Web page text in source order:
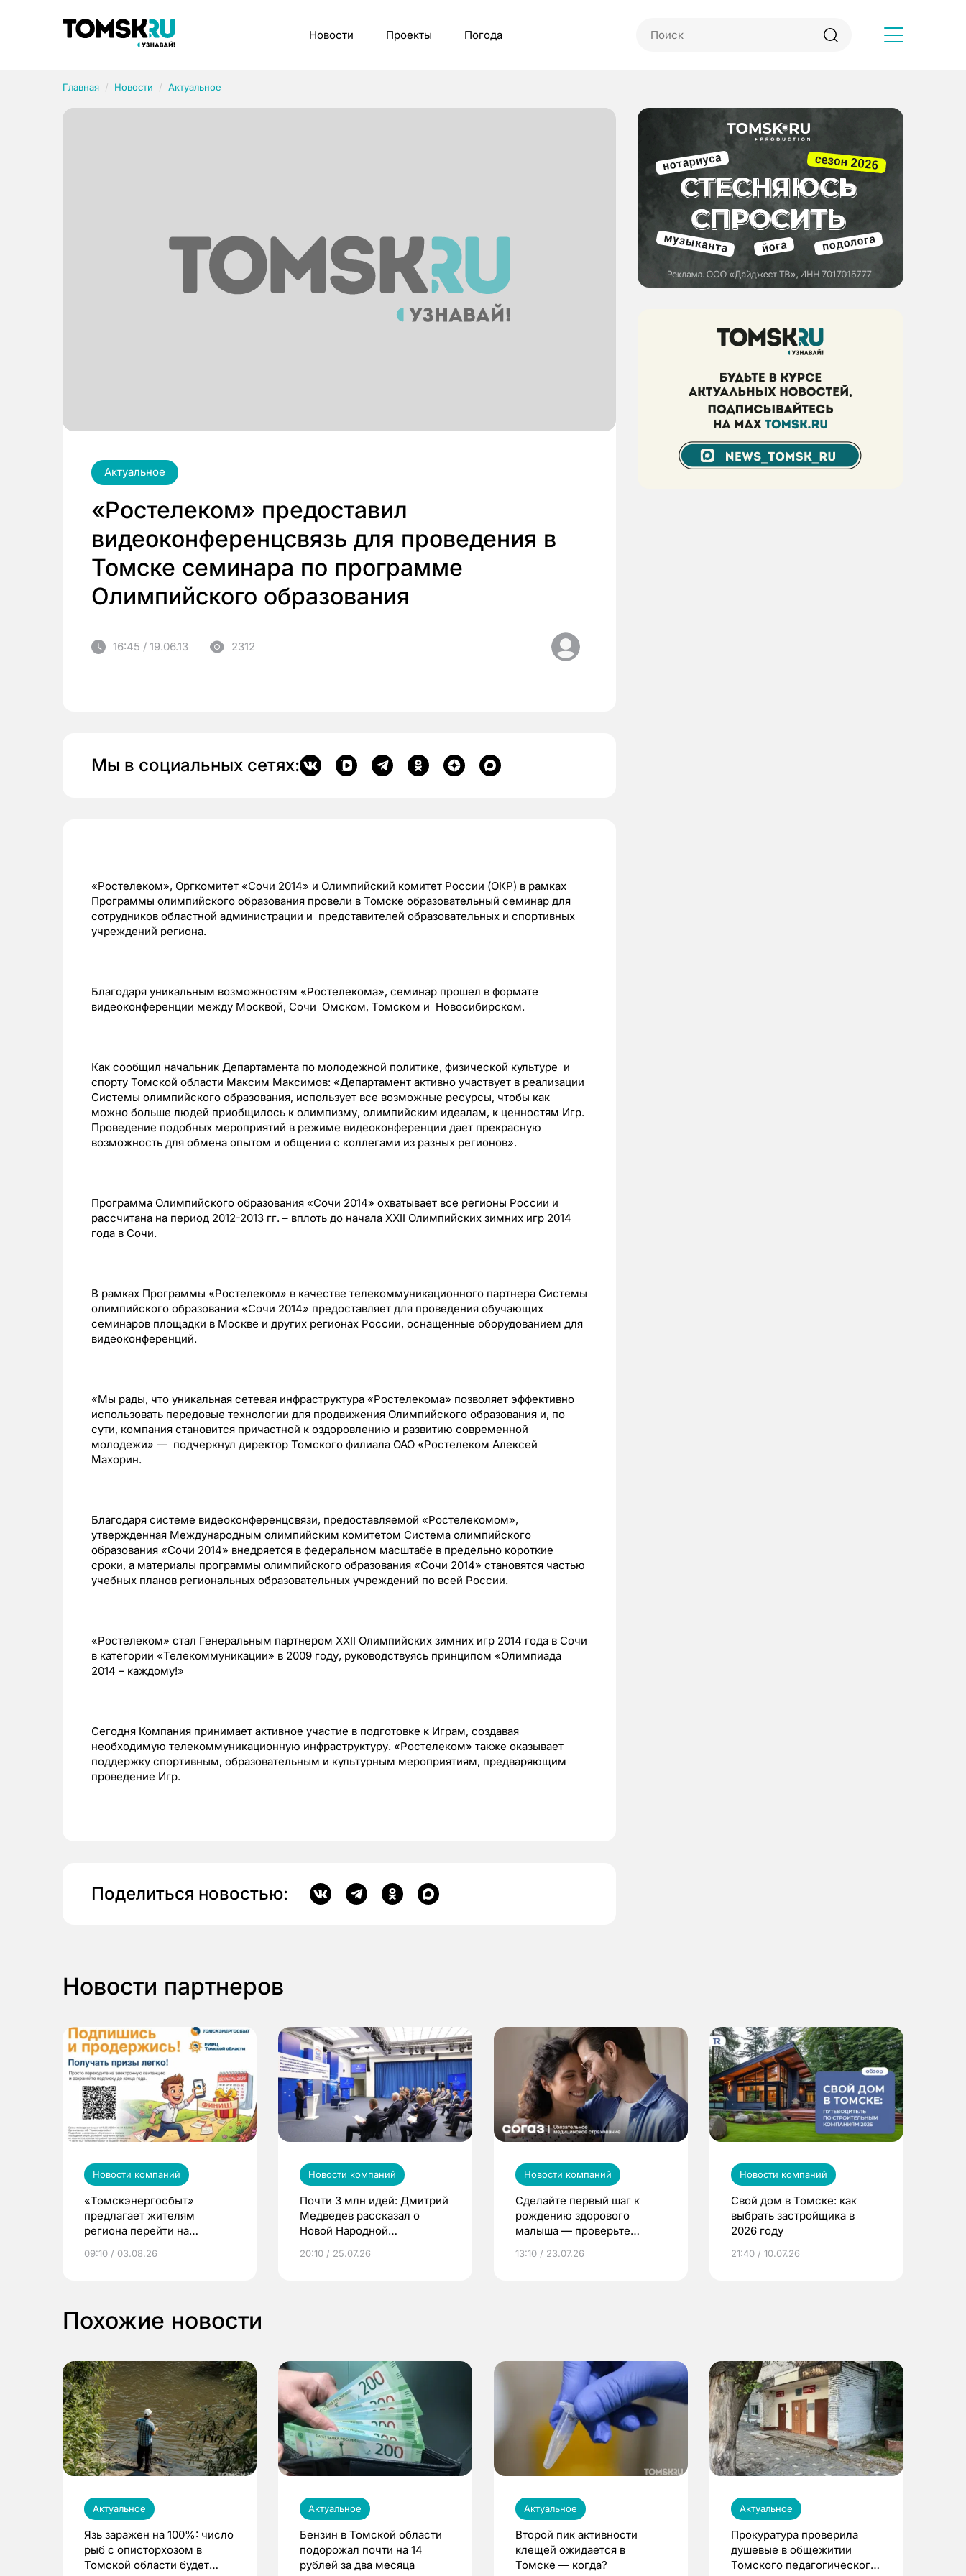
Новости Проекты Погода
Главная Новости Актуальное
Актуальное
«Ростелеком» предоставил
видеоконференцсвязь для проведения в
Томске семинара по программе
Олимпийского образования
16:45 / 19.06.13 2312
Мы в социальных сетях:
«Ростелеком», Оргкомитет «Сочи 2014» и Олимпийский комитет России (ОКР) в рамках
Программы олимпийского образования провели в Томске образовательный семинар для
сотрудников областной администрации и представителей образовательных и спортивных
учреждений региона.
Благодаря уникальным возможностям «Ростелекома», семинар прошел в формате
видеоконференции между Москвой, Сочи Омском, Томском и Новосибирском.
Как сообщил начальник Департамента по молодежной политике, физической культуре и
спорту Томской области Максим Максимов: «Департамент активно участвует в реализации
Системы олимпийского образования, использует все возможные ресурсы, чтобы как
можно больше людей приобщилось к олимпизму, олимпийским идеалам, к ценностям Игр.
Проведение подобных мероприятий в режиме видеоконференции дает прекрасную
возможность для обмена опытом и общения с коллегами из разных регионов».
Программа Олимпийского образования «Сочи 2014» охватывает все регионы России и
рассчитана на период 2012-2013 гг. – вплоть до начала XXII Олимпийских зимних игр 2014
года в Сочи.
В рамках Программы «Ростелеком» в качестве телекоммуникационного партнера Системы
олимпийского образования «Сочи 2014» предоставляет для проведения обучающих
семинаров площадки в Москве и других регионах России, оснащенные оборудованием для
видеоконференций.
«Мы рады, что уникальная сетевая инфраструктура «Ростелекома» позволяет эффективно
использовать передовые технологии для продвижения Олимпийского образования и, по
сути, компания становится причастной к оздоровлению и развитию современной
молодежи» — подчеркнул директор Томского филиала ОАО «Ростелеком Алексей
Махорин.
Благодаря системе видеоконференцсвязи, предоставляемой «Ростелекомом»,
утвержденная Международным олимпийским комитетом Система олимпийского
образования «Сочи 2014» внедряется в федеральном масштабе в предельно короткие
сроки, а материалы программы олимпийского образования «Сочи 2014» становятся частью
учебных планов региональных образовательных учреждений по всей России.
«Ростелеком» стал Генеральным партнером XXII Олимпийских зимних игр 2014 года в Сочи
в категории «Телекоммуникации» в 2009 году, руководствуясь принципом «Олимпиада
2014 – каждому!»
Сегодня Компания принимает активное участие в подготовке к Играм, создавая
необходимую телекоммуникационную инфраструктуру. «Ростелеком» также оказывает
поддержку спортивным, образовательным и культурным мероприятиям, предваряющим
проведение Игр.
Поделиться новостью:
Новости партнеров
Новости компаний
«Томскэнергосбыт»
предлагает жителям
региона перейти на
выиграть призы
09:10 / 03.08.26
Новости компаний
Почти 3 млн идей: Дмитрий
Медведев рассказал о
Новой Народной
20:10 / 25.07.26
Новости компаний
Сделайте первый шаг к
рождению здорового
малыша — проверьте
по ОМС!
13:10 / 23.07.26
Новости компаний
Свой дом в Томске: как
выбрать застройщика в
2026 году
21:40 / 10.07.26
Похожие новости
Актуальное
Язь заражен на 100%: число
рыб с описторхозом в
Томской области будет
Актуальное
Бензин в Томской области
подорожал почти на 14
рублей за два месяца
Актуальное
Второй пик активности
клещей ожидается в
Томске — когда?
Актуальное
Прокуратура проверила
душевые в общежитии
Томского педагогического
Рубрики